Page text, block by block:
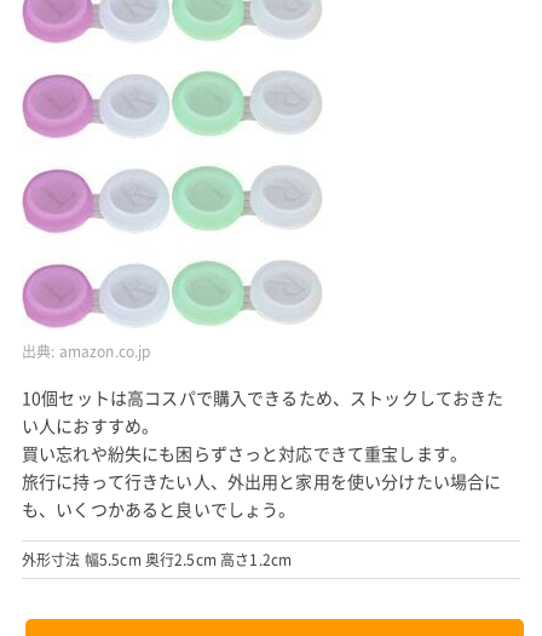
出典: amazon.co.jp
10個セットは高コスパで購入できるため、ストックしておきた
い人におすすめ。
買い忘れや紛失にも困らずさっと対応できて重宝します。
旅行に持って行きたい人、外出用と家用を使い分けたい場合に
も、いくつかあると良いでしょう。
外形寸法 幅5.5cm 奥行2.5cm 高さ1.2cm